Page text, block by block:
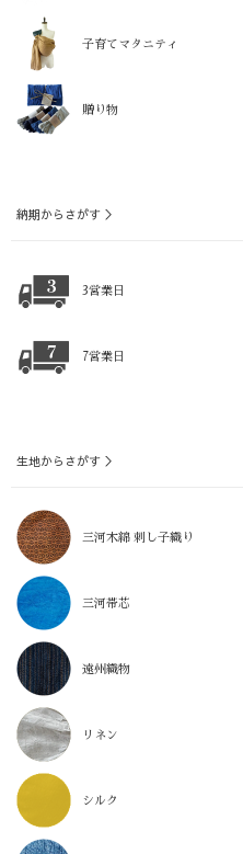
子育てマタニティ
贈り物
納期からさがす ＞
3営業日
7営業日
生地からさがす ＞
三河木綿 刺し子織り
三河帯芯
遠州織物
リネン
シルク